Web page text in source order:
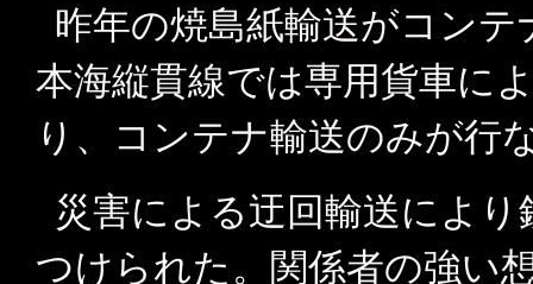
昨年の焼島紙輸送がコン
本海縦貫線では専用貨車に
り、コンテナ輸送のみが行
災害による迂回輸送によ
つけられた。関係者の強い